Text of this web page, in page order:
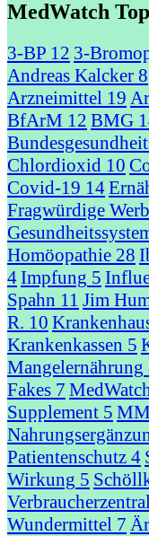
MedWatch
3-BP 12 3-
Andreas Kalcker 8
Arzneimittel 19
BfArM 12 BMG
Chlordioxid 10
Covid-19 14
Fragwürdige
Homöopathie 28
4Impfung 5
Spahn 11 Jim
R. 10
Krankenkassen 5
Mangelernährung
Fakes 7 MedWatch
Supplement 5
Patientenschutz 4
Wirkung 5
Wundermittel 7